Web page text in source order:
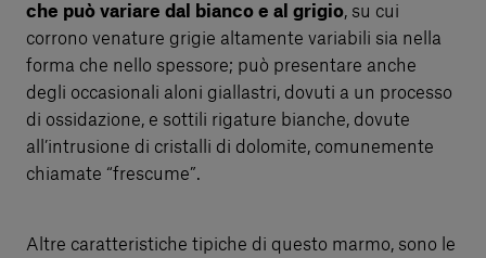
che può variare dal bianco e al grigio, su cui
corrono venature grigie altamente variabili sia nella
forma che nello spessore; può presentare anche
degli occasionali aloni giallastri, dovuti a un processo
di ossidazione, e sottili rigature bianche, dovute
all’intrusione di cristalli di dolomite, comunemente
chiamate “frescume”.
Altre caratteristiche tipiche di questo marmo, sono le